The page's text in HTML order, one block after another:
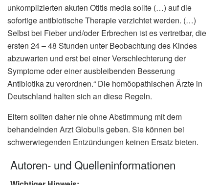
unkomplizierten akuten Otitis media sollte (…) auf die
sofortige antibiotische Therapie verzichtet werden. (…)
Selbst bei Fieber und/oder Erbrechen ist es vertretbar, die
ersten 24 – 48 Stunden unter Beobachtung des Kindes
abzuwarten und erst bei einer Verschlechterung der
Symptome oder einer ausbleibenden Besserung
Antibiotika zu verordnen.“ Die homöopathischen Ärzte in
Deutschland halten sich an diese Regeln.
Eltern sollten daher nie ohne Abstimmung mit dem
behandelnden Arzt Globulis geben. Sie können bei
schwerwiegenden Entzündungen keinen Ersatz bieten.
Autoren- und Quelleninformationen